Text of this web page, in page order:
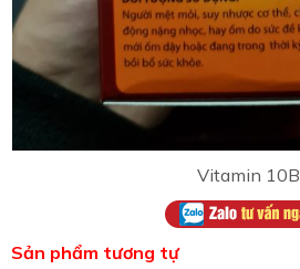
Vitamin 10B
Sản phẩm tương tự